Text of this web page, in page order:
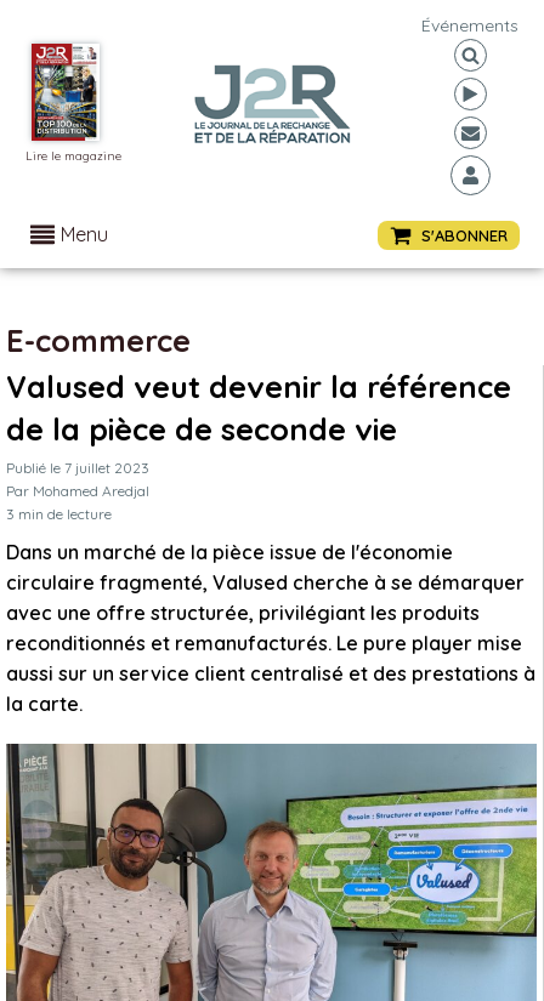
Lire le magazine
Événements
Menu S'ABONNER
E-commerce
Valused veut devenir la référence
de la pièce de seconde vie
Publié le 7 juillet 2023
Par Mohamed Aredjal
3 min de lecture
Dans un marché de la pièce issue de l'économie
circulaire fragmenté, Valused cherche à se démarquer
avec une offre structurée, privilégiant les produits
reconditionnés et remanufacturés. Le pure player mise
aussi sur un service client centralisé et des prestations à
la carte.